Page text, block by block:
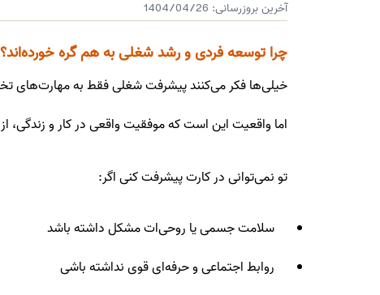
آخرین بروزرسانی: 1404/04/26
چرا توسعه فردی و رشد شغلی به هم گره خورده‌اند؟
خیلی‌ها فکر می‌کنند پیشرفت شغلی فقط به مهارت‌های
اما واقعیت این است که موفقیت واقعی در کار و
تو نمی‌توانی در کارت پیشرفت کنی اگر:
سلامت جسمی یا روحی‌ات مشکل داشته باشد
روابط اجتماعی و حرفه‌ای قوی نداشته باشی